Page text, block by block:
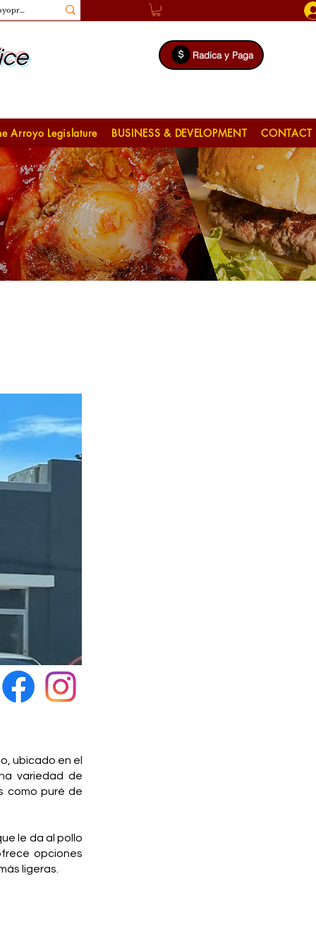
Radica y Paga
Arroyo Legislature BUSINESS & DEVELOPMENT CONTACT
ubicado en el
variedad de
como puré de
le da al pollo
opciones
ligeras.